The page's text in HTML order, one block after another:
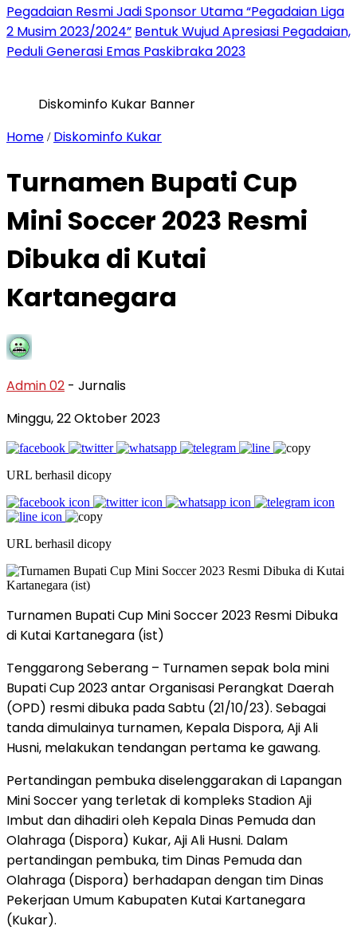
Pegadaian Resmi Jadi Sponsor Utama “Pegadaian Liga
2 Musim 2023/2024” Bentuk Wujud Apresiasi Pegadaian,
Peduli Generasi Emas Paskibraka 2023
Diskominfo Kukar Banner
Home / Diskominfo Kukar
Turnamen Bupati Cup
Mini Soccer 2023 Resmi
Dibuka di Kutai
Kartanegara
Admin 02 - Jurnalis
Minggu, 22 Oktober 2023
URL berhasil dicopy
URL berhasil dicopy
Turnamen Bupati Cup Mini Soccer 2023 Resmi Dibuka
di Kutai Kartanegara (ist)
Tenggarong Seberang – Turnamen sepak bola mini
Bupati Cup 2023 antar Organisasi Perangkat Daerah
(OPD) resmi dibuka pada Sabtu (21/10/23). Sebagai
tanda dimulainya turnamen, Kepala Dispora, Aji Ali
Husni, melakukan tendangan pertama ke gawang.
Pertandingan pembuka diselenggarakan di Lapangan
Mini Soccer yang terletak di kompleks Stadion Aji
Imbut dan dihadiri oleh Kepala Dinas Pemuda dan
Olahraga (Dispora) Kukar, Aji Ali Husni. Dalam
pertandingan pembuka, tim Dinas Pemuda dan
Olahraga (Dispora) berhadapan dengan tim Dinas
Pekerjaan Umum Kabupaten Kutai Kartanegara
(Kukar).